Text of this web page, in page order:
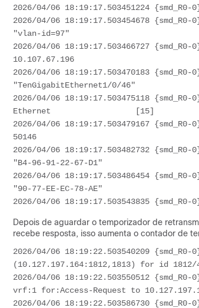
2026/04/06 18:19:17.503451224
2026/04/06 18:19:17.503454678
"vlan-id=97"
2026/04/06 18:19:17.503466727
10.107.67.196
2026/04/06 18:19:17.503470183
"TenGigabitEthernet1/0/46"
2026/04/06 18:19:17.503475118
Ethernet                  [15]
2026/04/06 18:19:17.503479167
50146
2026/04/06 18:19:17.503482732
"B4-96-91-22-67-D1"
2026/04/06 18:19:17.503486454
"90-77-EE-EC-78-AE"
2026/04/06 18:19:17.503543835
Depois de aguardar o temporizador de
recebe resposta, isso aumenta o contador de
2026/04/06 18:19:22.503540209
(10.127.197.164:1812,1813) for id 1812/
2026/04/06 18:19:22.503550512
vrf:1 for:Access-Request to
2026/04/06 18:19:22.503586730